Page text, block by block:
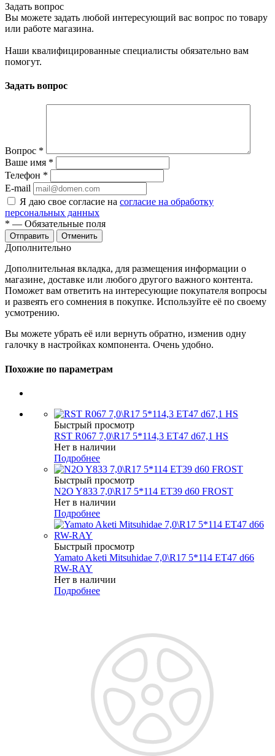
Задать вопрос
Вы можете задать любой интересующий вас вопрос по товару
или работе магазина.
Наши квалифицированные специалисты обязательно вам
помогут.
Задать вопрос
Вопрос *
Ваше имя *
Телефон *
E-mail
Я даю свое согласие на согласие на обработку
персональных данных
* — Обязательные поля
Отменить
Дополнительно
Дополнительная вкладка, для размещения информации о
магазине, доставке или любого другого важного контента.
Поможет вам ответить на интересующие покупателя вопросы
и развеять его сомнения в покупке. Используйте её по своему
усмотрению.
Вы можете убрать её или вернуть обратно, изменив одну
галочку в настройках компонента. Очень удобно.
Похожие по параметрам
Быстрый просмотр
RST R067 7,0\R17 5*114,3 ET47 d67,1 HS
Нет в наличии
Подробнее
Быстрый просмотр
N2O Y833 7,0\R17 5*114 ET39 d60 FROST
Нет в наличии
Подробнее
Быстрый просмотр
Yamato Aketi Mitsuhidae 7,0\R17 5*114 ET47 d66
RW-RAY
Нет в наличии
Подробнее